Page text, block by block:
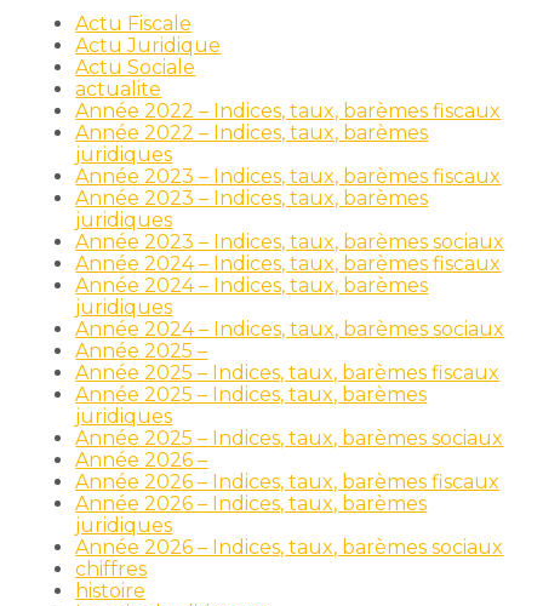
Actu Fiscale
Actu Juridique
Actu Sociale
actualite
Année 2022 – Indices, taux, barèmes fiscaux
Année 2022 – Indices, taux, barèmes
juridiques
Année 2023 – Indices, taux, barèmes fiscaux
Année 2023 – Indices, taux, barèmes
juridiques
Année 2023 – Indices, taux, barèmes sociaux
Année 2024 – Indices, taux, barèmes fiscaux
Année 2024 – Indices, taux, barèmes
juridiques
Année 2024 – Indices, taux, barèmes sociaux
Année 2025 –
Année 2025 – Indices, taux, barèmes fiscaux
Année 2025 – Indices, taux, barèmes
juridiques
Année 2025 – Indices, taux, barèmes sociaux
Année 2026 –
Année 2026 – Indices, taux, barèmes fiscaux
Année 2026 – Indices, taux, barèmes
juridiques
Année 2026 – Indices, taux, barèmes sociaux
chiffres
histoire